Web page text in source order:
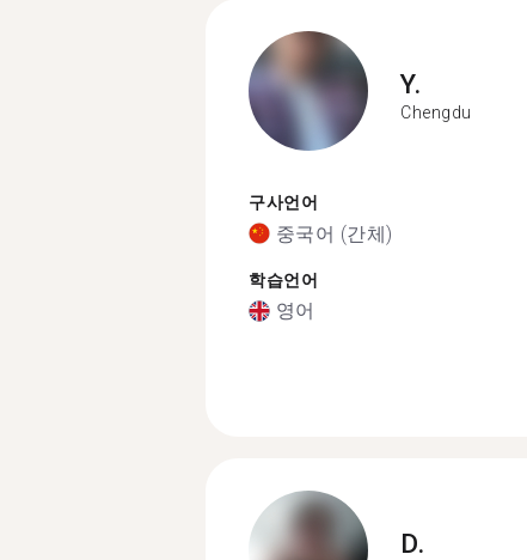
Y.
Chengdu
구사언어
중국어 (간체)
학습언어
영어
D.